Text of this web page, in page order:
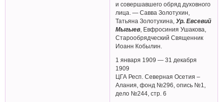
и совершавшего обряд духовного
лица. — Савва Золотухин,
Татьяна Золотухина, Ур. Евсевий
Мыгыев , Евфросиния Ушакова,
Старообрядческий Священник
Иоанн Кобылин.
1 января 1909 — 31 декабря
1909
ЦГА Респ. Северная Осетия –
Алания, фонд №296, опись №1,
дело №244, стр. 6